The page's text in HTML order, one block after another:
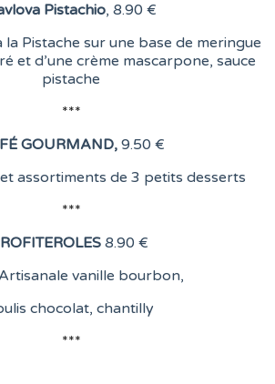
Pistachio, 8.90 €
la Pistache sur une base de meringue
et d’une crème mascarpone, sauce
pistache
***
GOURMAND, 9.50 €
assortiments de 3 petits desserts
***
8.90 €
vanille bourbon,
chocolat, chantilly
***